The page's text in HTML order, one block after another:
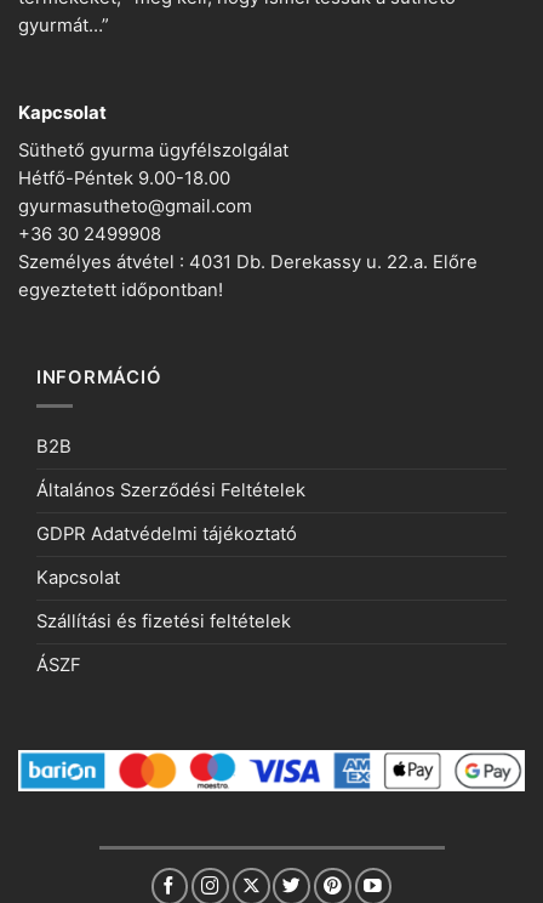
gyurmát…”
Kapcsolat
Süthető gyurma ügyfélszolgálat
Hétfő-Péntek 9.00-18.00
gyurmasutheto@gmail.com
+36 30 2499908
Személyes átvétel : 4031 Db. Derekassy u. 22.a. Előre
egyeztetett időpontban!
INFORMÁCIÓ
B2B
Általános Szerződési Feltételek
GDPR Adatvédelmi tájékoztató
Kapcsolat
Szállítási és fizetési feltételek
ÁSZF